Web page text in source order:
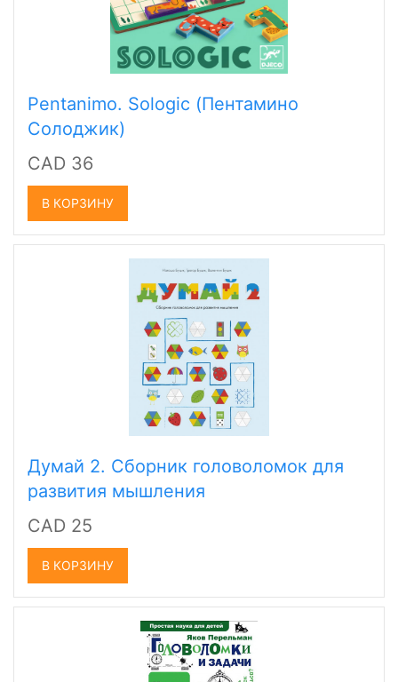
Pentanimo. Sologic (Пентамино
Солоджик)
CAD 36
В КОРЗИНУ
Думай 2. Сборник головоломок для
развития мышления
CAD 25
В КОРЗИНУ